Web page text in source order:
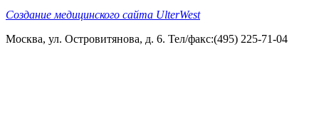
Создание медицинского сайта UlterWest
Москва, ул. Островитянова, д. 6. Тел/факс:(495) 225-71-04